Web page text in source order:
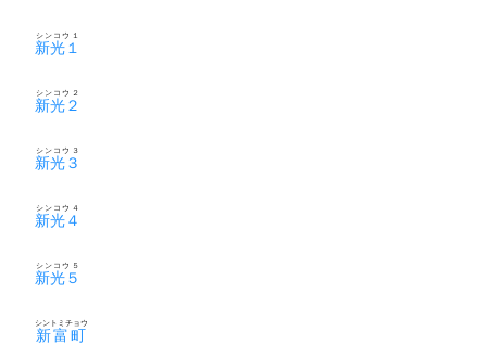
新光１
シンコウ１
新光２
シンコウ２
新光３
シンコウ３
新光４
シンコウ４
新光５
シンコウ５
新富町
シントミチョウ